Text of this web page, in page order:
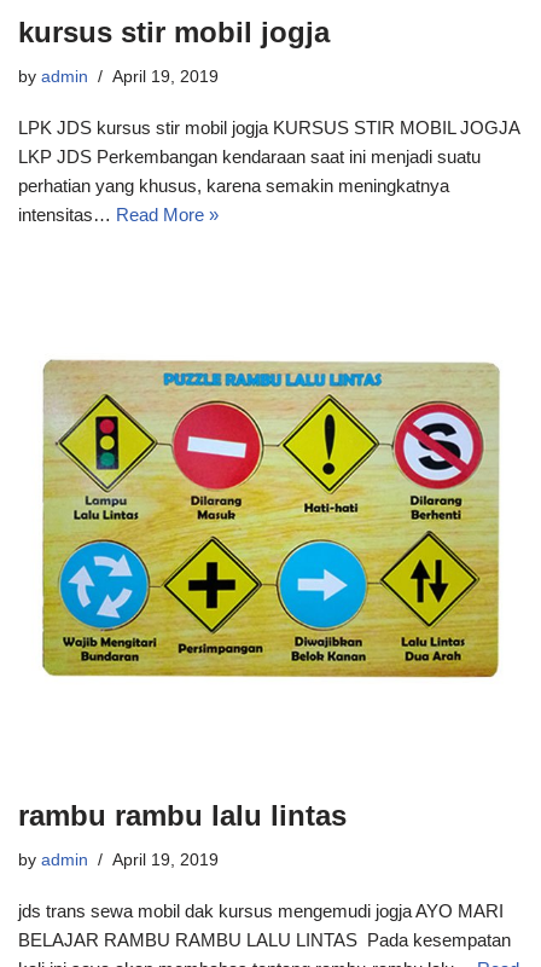
kursus stir mobil jogja
by admin April 19, 2019
LPK JDS kursus stir mobil jogja KURSUS STIR MOBIL JOGJA
LKP JDS Perkembangan kendaraan saat ini menjadi suatu
perhatian yang khusus, karena semakin meningkatnya
intensitas… Read More »
rambu rambu lalu lintas
by admin April 19, 2019
jds trans sewa mobil dak kursus mengemudi jogja AYO MARI
BELAJAR RAMBU RAMBU LALU LINTAS Pada kesempatan